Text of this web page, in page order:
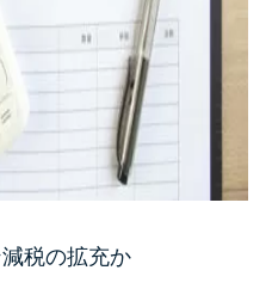
税の拡充か